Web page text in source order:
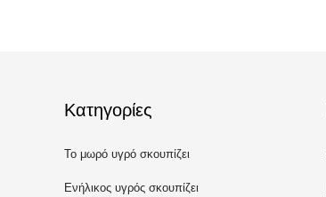
Κατηγορίες
Το μωρό υγρό σκουπίζει
Ενήλικος υγρός σκουπίζει